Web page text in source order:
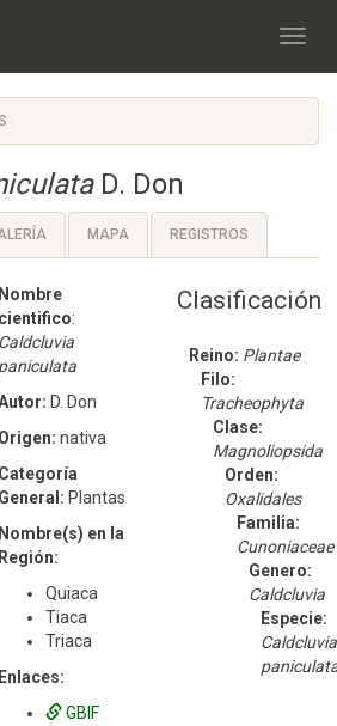
D. Don
MAPA REGISTROS
Nombre
cientifico:
Caldcluvia
paniculata
D. Don
Origen: nativa
Categoría
General: Plantas
Nombre(s) en la
Región:
Quiaca
Tiaca
Triaca
Enlaces:
GBIF
Clasificación
Reino: Plantae
Filo:
Tracheophyta
Clase:
Magnoliopsida
Orden:
Oxalidales
Familia:
Cunoniaceae
Genero:
Caldcluvia
Especie:
Caldcluvia